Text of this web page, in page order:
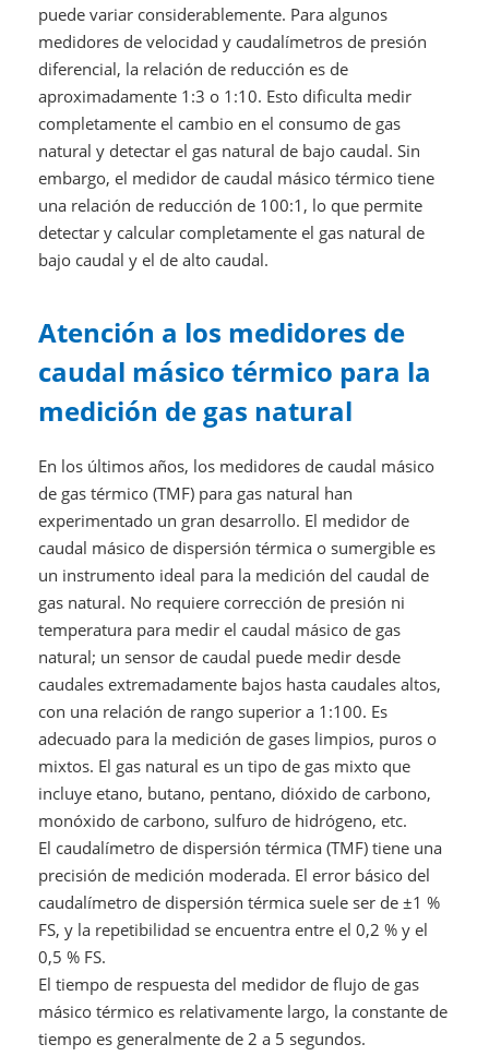
puede variar considerablemente. Para algunos
medidores de velocidad y caudalímetros de presión
diferencial, la relación de reducción es de
aproximadamente 1:3 o 1:10. Esto dificulta medir
completamente el cambio en el consumo de gas
natural y detectar el gas natural de bajo caudal. Sin
embargo, el medidor de caudal másico térmico tiene
una relación de reducción de 100:1, lo que permite
detectar y calcular completamente el gas natural de
bajo caudal y el de alto caudal.
Atención a los medidores de
caudal másico térmico para la
medición de gas natural
En los últimos años, los medidores de caudal másico
de gas térmico (TMF) para gas natural han
experimentado un gran desarrollo. El medidor de
caudal másico de dispersión térmica o sumergible es
un instrumento ideal para la medición del caudal de
gas natural. No requiere corrección de presión ni
temperatura para medir el caudal másico de gas
natural; un sensor de caudal puede medir desde
caudales extremadamente bajos hasta caudales altos,
con una relación de rango superior a 1:100. Es
adecuado para la medición de gases limpios, puros o
mixtos. El gas natural es un tipo de gas mixto que
incluye etano, butano, pentano, dióxido de carbono,
monóxido de carbono, sulfuro de hidrógeno, etc.
El caudalímetro de dispersión térmica (TMF) tiene una
precisión de medición moderada. El error básico del
caudalímetro de dispersión térmica suele ser de ±1 %
FS, y la repetibilidad se encuentra entre el 0,2 % y el
0,5 % FS.
El tiempo de respuesta del medidor de flujo de gas
másico térmico es relativamente largo, la constante de
tiempo es generalmente de 2 a 5 segundos.